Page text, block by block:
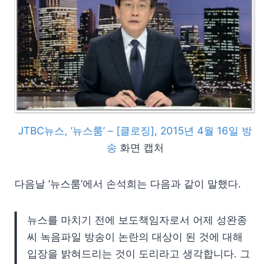
JTBC뉴스, ‘뉴스룸’ – [클로징], 2015년 4월 16일 방
송 화면 캡처
다음날 ‘뉴스룸’에서 손석희는 다음과 같이 말했다.
뉴스를 마치기 전에 보도책임자로서 어제 성완종
씨 녹음파일 방송이 논란의 대상이 된 것에 대해
입장을 밝혀드리는 것이 도리라고 생각합니다. 그